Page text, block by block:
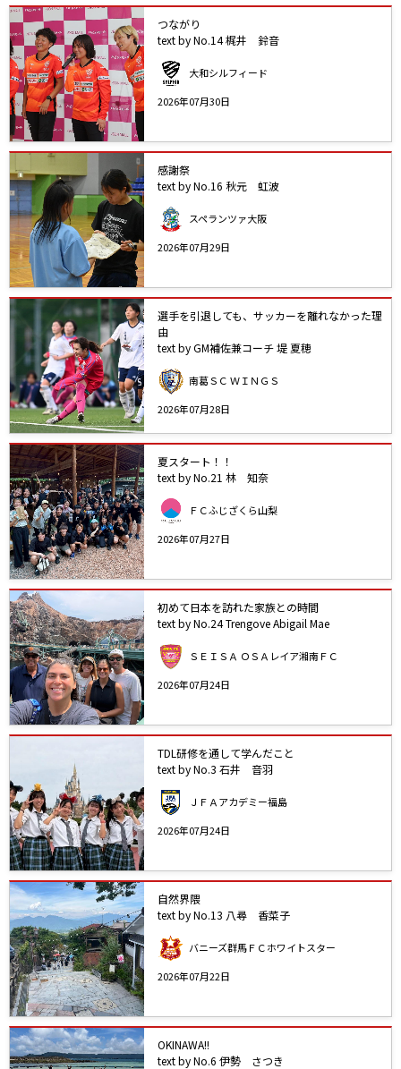
つながり
text by No.14 梶井 鈴音
大和シルフィード
2026年07月30日
感謝祭
text by No.16 秋元 虹波
スペランツァ大阪
2026年07月29日
選手を引退しても、サッカーを離れなかった理
由
text by GM補佐兼コーチ 堤 夏穂
南葛ＳＣ ＷＩＮＧＳ
2026年07月28日
夏スタート！！
text by No.21 林 知奈
ＦＣふじざくら山梨
2026年07月27日
初めて日本を訪れた家族との時間
text by No.24 Trengove Abigail Mae
ＳＥＩＳＡ ＯＳＡレイア湘南ＦＣ
2026年07月24日
TDL研修を通して学んだこと
text by No.3 石井 音羽
ＪＦＡアカデミー福島
2026年07月24日
自然界隈
text by No.13 八尋 香菜子
バニーズ群馬ＦＣホワイトスター
2026年07月22日
OKINAWA!!
text by No.6 伊勢 さつき